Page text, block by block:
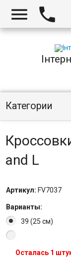
Категории
and L
Артикул: FV7037
Варианты:
39 (25 см)
Осталась 1